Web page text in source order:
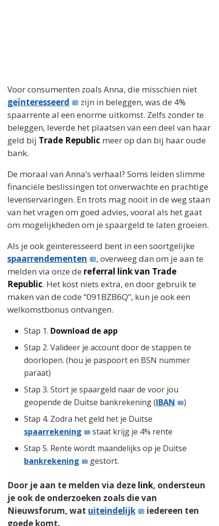
Voor consumenten zoals Anna, die misschien niet
geïnteresseerd
zijn in beleggen, was de 4%
spaarrente al een enorme uitkomst. Zelfs zonder te
beleggen, leverde het plaatsen van een deel van haar
geld bij Trade Republic meer op dan bij haar oude
bank.
De moraal van Anna’s verhaal? Soms leiden slimme
financiële beslissingen tot onverwachte en prachtige
levenservaringen. En trots mag nooit in de weg staan
van het vragen om goed advies, vooral als het gaat
om mogelijkheden om je spaargeld te laten groeien.
Als je ook geïnteresseerd bent in een soortgelijke
spaarrendementen
, overweeg dan om je aan te
melden via onze de referral link van Trade
Republic. Het kost niets extra, en door gebruik te
maken van de code “091BZB6Q”, kun je ook een
welkomstbonus ontvangen.
Stap 1. Download de app
Stap 2. Valideer je account door de stappen te
doorlopen. (hou je paspoort en BSN nummer
paraat)
Stap 3. Stort je spaargeld naar de voor jou
geopende de Duitse bankrekening (IBAN
)
Stap 4. Zodra het geld het je Duitse
spaarrekening
staat krijg je 4% rente
Stap 5. Rente wordt maandelijks op je Duitse
bankrekening
gestort.
Door je aan te melden via deze link, ondersteun
je ook de onderzoeken zoals die van
Nieuwsforum, wat uiteindelijk
iedereen ten
goede komt.